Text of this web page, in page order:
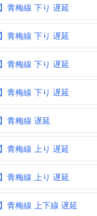
青梅線 下り 遅延
青梅線 下り 遅延
青梅線 下り 遅延
青梅線 下り 遅延
青梅線 遅延
青梅線 上り 遅延
青梅線 上り 遅延
青梅線 上下線 遅延